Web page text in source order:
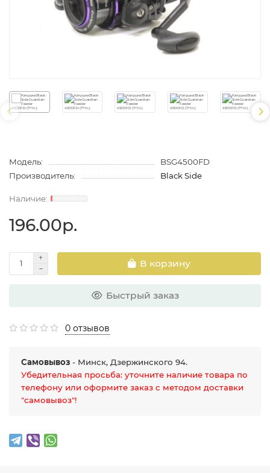
Модель:
BSG4500FD
Производитель:
Black Side
196.00р.
В корзину
Быстрый заказ
0 отзывов
Самовывоз - Минск, Дзержинского 94.
Убедительная просьба: уточните наличие товара по
телефону или оформите заказ с методом доставки
"самовывоз"!